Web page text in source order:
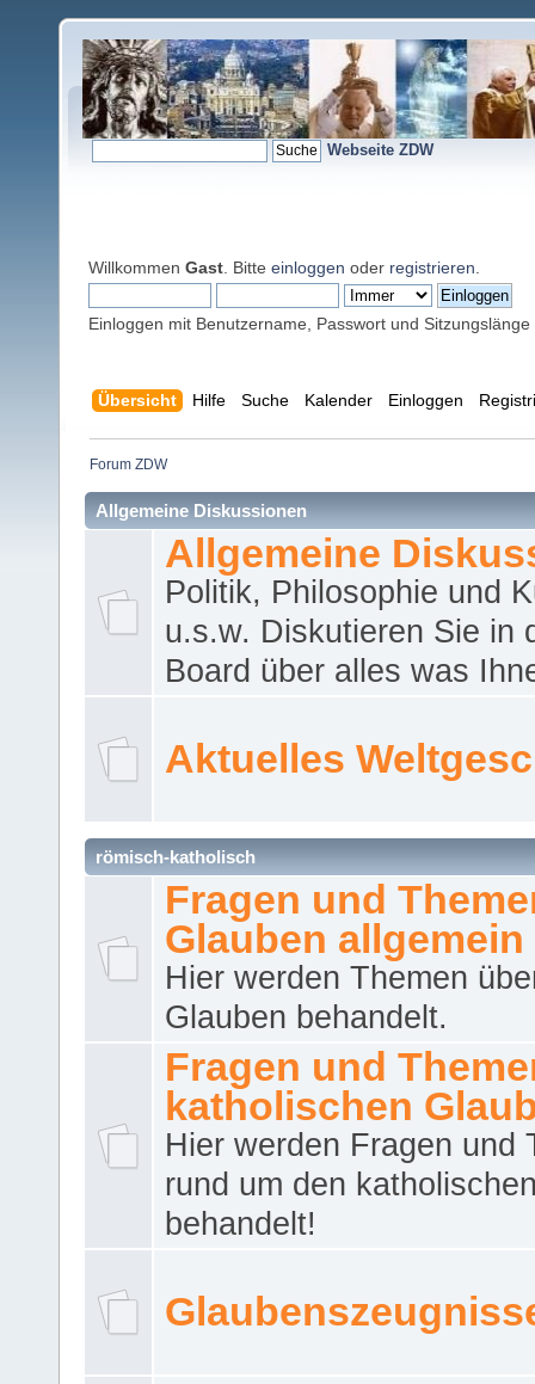
Webseite ZDW
Willkommen Gast . Bitte einloggen oder registrieren
Einloggen mit Benutzername, Passwort und Sitzungslänge
Übersicht Hilfe Suche Kalender Einloggen
Forum ZDW
Allgemeine Diskussionen
Allgemeine
Politik, Philosophie und
u.s.w. Diskutieren Sie in
Board über alles was
Aktuelles
römisch-katholisch
Fragen und
Glauben allgemein
Hier werden Themen
Glauben behandelt.
Fragen und
katholischen
Hier werden Fragen und
rund um den
behandelt!